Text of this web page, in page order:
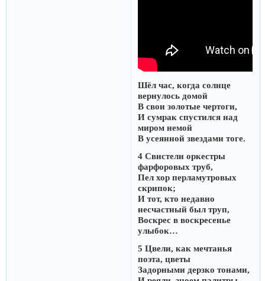
Шёл час, когда солнце
вернулось домой
В свои золотые чертоги,
И сумрак спустился над
миром немой
В усеянной звездами тоге.
4 Свистели оркестры
фарфоровых труб,
Пел хор перламутровых
скрипок;
И тот, кто недавно
несчастный был труп,
Воскрес в воскресенье
улыбок…
5 Цвели, как мечтанья
поэта, цветы
Задорными дерзко тонами,